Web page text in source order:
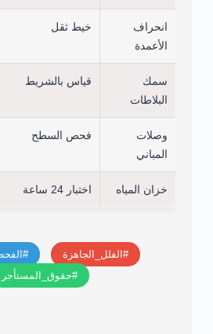
انحراف
الأعمدة
خيط ثقل
سمك
البلاطات
قياس بالشريط
وصلات
المباني
فحص السطح
خزان المياه اختبار 24 ساعة
#الفلل_الجاهزة
#حقوق_المستأجر